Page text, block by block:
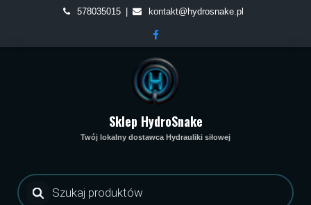
content
578035015 kontakt@hydrosnake.pl
Sklep HydroSnake
Twój lokalny dostawca Hydrauliki siłowej
Wyszukiwarka
produktów